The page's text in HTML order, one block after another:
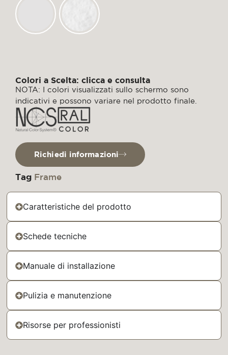
Colori a Scelta: clicca e consulta
NOTA: I colori visualizzati sullo schermo sono
indicativi e possono variare nel prodotto finale.
Richiedi informazioni
Tag Frame
Caratteristiche del prodotto
Schede tecniche
Manuale di installazione
Pulizia e manutenzione
Risorse per professionisti